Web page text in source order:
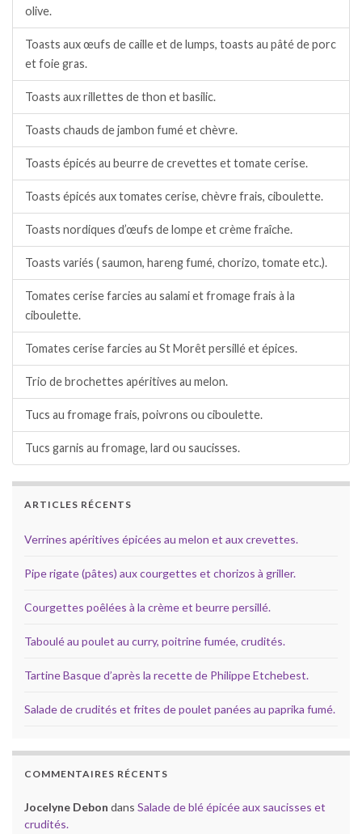
olive.
Toasts aux œufs de caille et de lumps, toasts au pâté de porc
et foie gras.
Toasts aux rillettes de thon et basilic.
Toasts chauds de jambon fumé et chèvre.
Toasts épicés au beurre de crevettes et tomate cerise.
Toasts épicés aux tomates cerise, chèvre frais, ciboulette.
Toasts nordiques d’œufs de lompe et crème fraîche.
Toasts variés ( saumon, hareng fumé, chorizo, tomate etc.).
Tomates cerise farcies au salami et fromage frais à la
ciboulette.
Tomates cerise farcies au St Morêt persillé et épices.
Trio de brochettes apéritives au melon.
Tucs au fromage frais, poivrons ou ciboulette.
Tucs garnis au fromage, lard ou saucisses.
ARTICLES RÉCENTS
Verrines apéritives épicées au melon et aux crevettes.
Pipe rigate (pâtes) aux courgettes et chorizos à griller.
Courgettes poêlées à la crème et beurre persillé.
Taboulé au poulet au curry, poitrine fumée, crudités.
Tartine Basque d’après la recette de Philippe Etchebest.
Salade de crudités et frites de poulet panées au paprika fumé.
COMMENTAIRES RÉCENTS
Jocelyne Debon dans Salade de blé épicée aux saucisses et
crudités.